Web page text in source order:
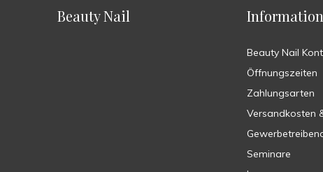
Beauty Nail
Beauty Nail
Öffnungszeiten
Zahlungsarten
Versandkosten
Seminare